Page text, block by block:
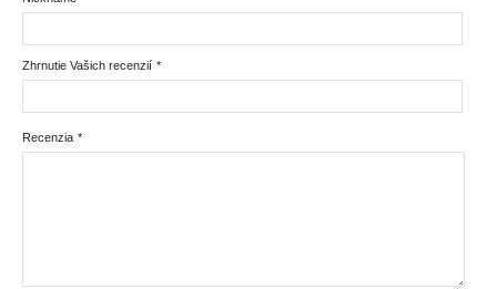
*
Zhrnutie Vašich recenzií
*
Recenzia